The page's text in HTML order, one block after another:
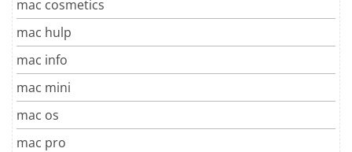
mac cosmetics
mac hulp
mac info
mac mini
mac os
mac pro